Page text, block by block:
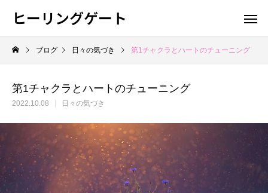
ヒーリングゲート
ブログ 日々の気づき 第1チャクラとハートのチューニング
第1チャクラとハートのチューニング
2022.10.08 日々の気づき